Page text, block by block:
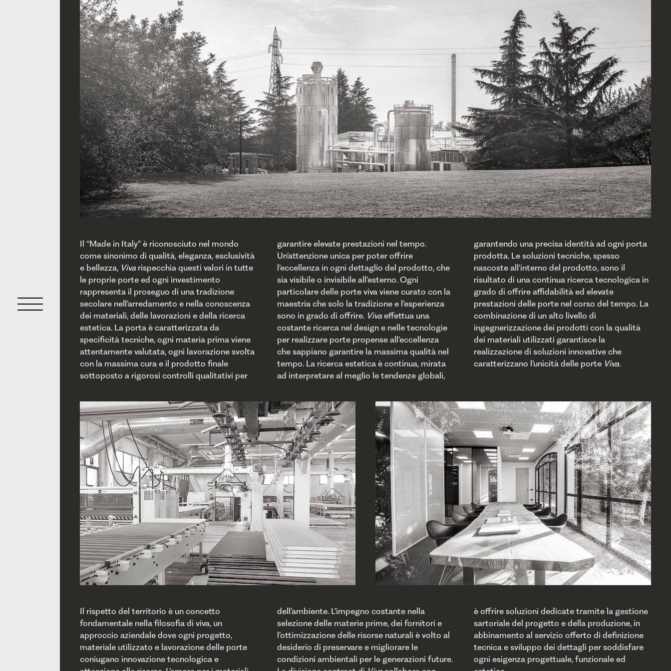
Il “Made in Italy” è riconosciuto nel mondo
come sinonimo di qualità, eleganza, esclusività
e bellezza, Viva rispecchia questi valori in tutte
le proprie porte ed ogni investimento
rappresenta il proseguo di una tradizione
secolare nell’arredamento e nella conoscenza
dei materiali, delle lavorazioni e della ricerca
estetica. La porta è caratterizzata da
specificità tecniche, ogni materia prima viene
attentamente valutata, ogni lavorazione svolta
con la massima cura e il prodotto finale
sottoposto a rigorosi controlli qualitativi per
garantire elevate prestazioni nel tempo.
Un’attenzione unica per poter offrire
l’eccellenza in ogni dettaglio del prodotto, che
sia visibile o invisibile all’esterno. Ogni
particolare delle porte viva viene curato con la
maestria che solo la tradizione e l’esperienza
sono in grado di offrire. Vivaeffettua una
costante ricerca nel design e nelle tecnologie
per realizzare porte propense all’eccellenza
che sappiano garantire la massima qualità nel
tempo. La ricerca estetica è continua, mirata
ad interpretare al meglio le tendenze globali,
garantendo una precisa identità ad ogni porta
prodotta. Le soluzioni tecniche, spesso
nascoste all’interno del prodotto, sono il
risultato di una continua ricerca tecnologica in
grado di offrire affidabilità ed elevate
prestazioni delle porte nel corso del tempo. La
combinazione di un alto livello di
ingegnerizzazione dei prodotti con la qualità
dei materiali utilizzati garantisce la
realizzazione di soluzioni innovative che
caratterizzano l’unicità delle porte Viva.
Il rispetto del territorio è un concetto
fondamentale nella filosofia di viva, un
approccio aziendale dove ogni progetto,
materiale utilizzato e lavorazione delle porte
coniugano innovazione tecnologica e
dell’ambiente. L’impegno costante nella
selezione delle materie prime, dei fornitori e
l’ottimizzazione delle risorse naturali è volto al
desiderio di preservare e migliorare le
condizioni ambientali per le generazioni future.
è offrire soluzioni dedicate tramite la gestione
sartoriale del progetto e della produzione, in
abbinamento al servizio offerto di definizione
tecnica e sviluppo dei dettagli per soddisfare
ogni esigenza progettuale, funzionale ed